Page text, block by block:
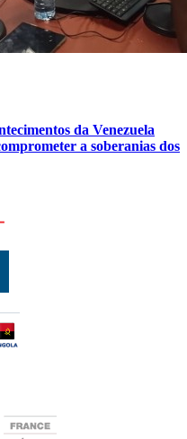
da Venezuela
a soberanias dos